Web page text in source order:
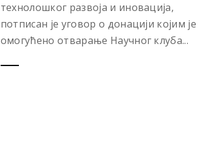
технолошког развоја и иновација,
потписан је уговор о донацији којим је
омогућено отварање Научног клуба...